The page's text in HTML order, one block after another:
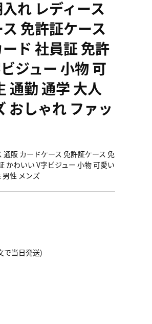
れ レディース
免許証ケース
ド 社員証 免許
ジュー 小物 可
通勤 通学 大人
おしゃれ ファッ
通販 カードケース 免許証ケース 免
かわいい V字ビジュー 小物 可愛い
男性 メンズ
で当日発送)